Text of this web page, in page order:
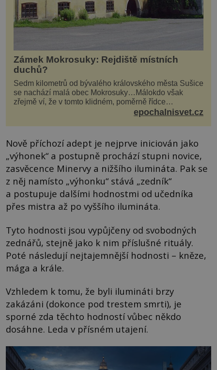
Zámek Mokrosuky: Rejdiště místních
duchů?
Sedm kilometrů od bývalého královského města Sušice
se nachází malá obec Mokrosuky…Málokdo však
zřejmě ví, že v tomto klidném, poměrně řídce
navštěvovaném koutu vesnické Šumavy se nachází
epochalnisvet.cz
Nově příchozí adept je nejprve iniciován jako
„výhonek“ a postupně prochází stupni novice,
zasvěcence Minervy a nižšího ilumináta. Pak se
z něj namísto „výhonku“ stává „zedník“
a postupuje dalšími hodnostmi od učedníka
přes mistra až po vyššího ilumináta.
Tyto hodnosti jsou vypůjčeny od svobodných
zednářů, stejně jako k nim příslušné rituály.
Poté následují nejtajemnější hodnosti – kněze,
mága a krále.
Vzhledem k tomu, že byli ilumináti brzy
zakázáni (dokonce pod trestem smrti), je
sporné zda těchto hodností vůbec někdo
dosáhne. Leda v přísném utajení.